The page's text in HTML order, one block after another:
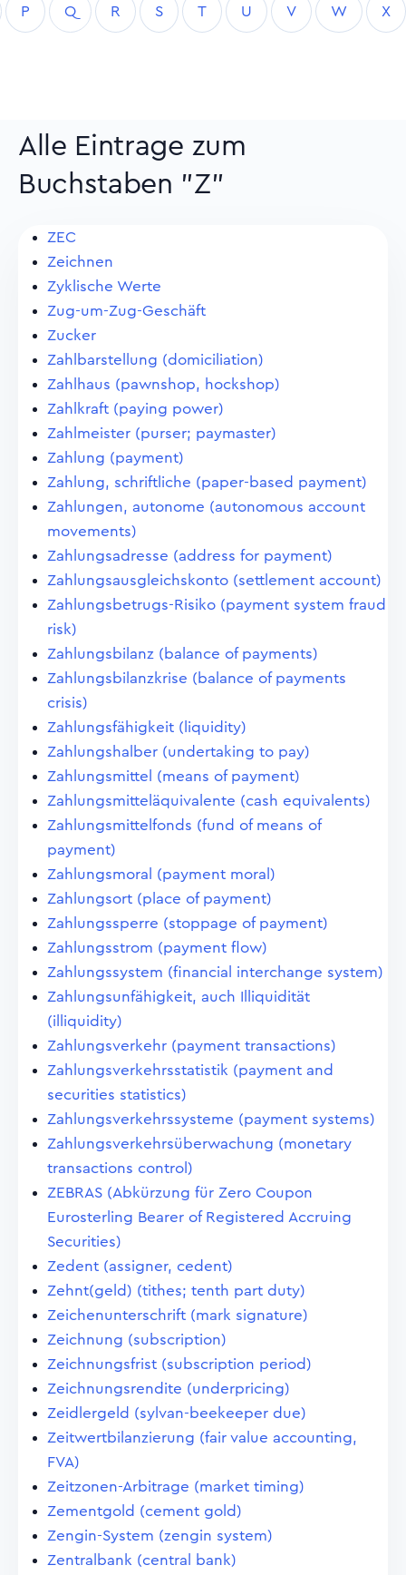
P Q R S T U V W X
Alle Eintrage zum
Buchstaben "Z"
ZEC
Zeichnen
Zyklische Werte
Zug-um-Zug-Geschäft
Zucker
Zahlbarstellung (domiciliation)
Zahlhaus (pawnshop, hockshop)
Zahlkraft (paying power)
Zahlmeister (purser; paymaster)
Zahlung (payment)
Zahlung, schriftliche (paper-based payment)
Zahlungen, autonome (autonomous account
movements)
Zahlungsadresse (address for payment)
Zahlungsausgleichskonto (settlement account)
Zahlungsbetrugs-Risiko (payment system fraud
risk)
Zahlungsbilanz (balance of payments)
Zahlungsbilanzkrise (balance of payments
crisis)
Zahlungsfähigkeit (liquidity)
Zahlungshalber (undertaking to pay)
Zahlungsmittel (means of payment)
Zahlungsmitteläquivalente (cash equivalents)
Zahlungsmittelfonds (fund of means of
payment)
Zahlungsmoral (payment moral)
Zahlungsort (place of payment)
Zahlungssperre (stoppage of payment)
Zahlungsstrom (payment flow)
Zahlungssystem (financial interchange system)
Zahlungsunfähigkeit, auch Illiquidität
(illiquidity)
Zahlungsverkehr (payment transactions)
Zahlungsverkehrsstatistik (payment and
securities statistics)
Zahlungsverkehrssysteme (payment systems)
Zahlungsverkehrsüberwachung (monetary
transactions control)
ZEBRAS (Abkürzung für Zero Coupon
Eurosterling Bearer of Registered Accruing
Securities)
Zedent (assigner, cedent)
Zehnt(geld) (tithes; tenth part duty)
Zeichenunterschrift (mark signature)
Zeichnung (subscription)
Zeichnungsfrist (subscription period)
Zeichnungsrendite (underpricing)
Zeidlergeld (sylvan-beekeeper due)
Zeitwertbilanzierung (fair value accounting,
FVA)
Zeitzonen-Arbitrage (market timing)
Zementgold (cement gold)
Zengin-System (zengin system)
Zentralbank (central bank)